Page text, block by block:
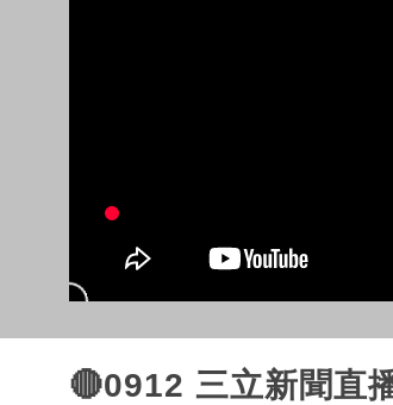
🔴0912 三立新聞直